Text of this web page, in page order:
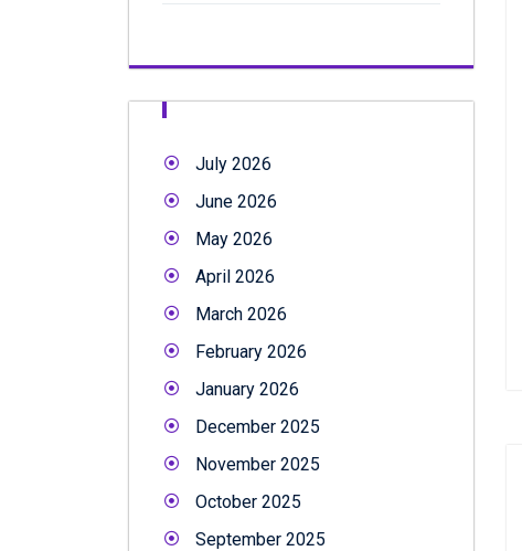
July 2026
June 2026
May 2026
April 2026
March 2026
February 2026
January 2026
December 2025
November 2025
October 2025
September 2025